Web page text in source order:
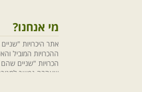
מי אנחנו?
אתר היכרויות
ההכרויות המוביל
הכרויות "שניים
שאהבה נפשך
"שניים שהם אחד"